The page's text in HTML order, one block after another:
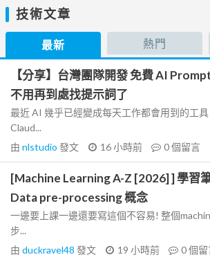
技術文章
最新 熱門
【分享】台灣團隊開發 免費 AI
不用再到處找提示詞了
最近 AI 幾乎已經變成每天工作都會用到的工
Claud...
由 nlstudio 發文 16 小時前 0個留言
[Machine Learning A-Z [2026] ] 學習
Data pre-processing 概念
一邊要上課一邊還要寫這個不容易! 整個
步...
由 duckravel48 發文 19 小時前 0個留